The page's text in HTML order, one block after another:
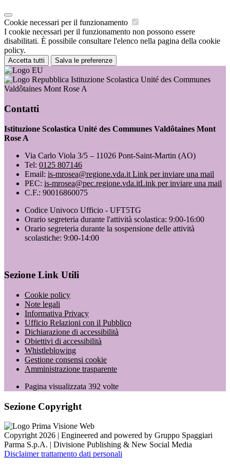
Cookie necessari per il funzionamento
I cookie necessari per il funzionamento non possono essere
disabilitati. È possibile consultare l'elenco nella pagina della cookie
policy.
Accetta tutti Salva le preferenze
Istituzione Scolastica Unité des Communes
Valdôtaines Mont Rose A
Contatti
Istituzione Scolastica Unité des Communes Valdôtaines Mont
Rose A
Via Carlo Viola 3/5 – 11026 Pont-Saint-Martin (AO)
Tel: 0125 807146
Email: is-mrosea@regione.vda.it Link per inviare una mail
PEC: is-mrosea@pec.regione.vda.itLink per inviare una mail
C.F.: 90016860075
Codice Univoco Ufficio - UFT5TG
Orario segreteria durante l'attività scolastica: 9:00-16:00
Orario segreteria durante la sospensione delle attività
scolastiche: 9:00-14:00
Sezione Link Utili
Cookie policy
Note legali
Informativa Privacy
Ufficio Relazioni con il Pubblico
Dichiarazione di accessibilità
Obiettivi di accessibilità
Whistleblowing
Gestione consensi cookie
Amministrazione trasparente
Pagina visualizzata 392 volte
Sezione Copyright
Copyright 2026 | Engineered and powered by Gruppo Spaggiari
Parma S.p.A. | Divisione Publishing & New Social Media
Disclaimer trattamento dati personali